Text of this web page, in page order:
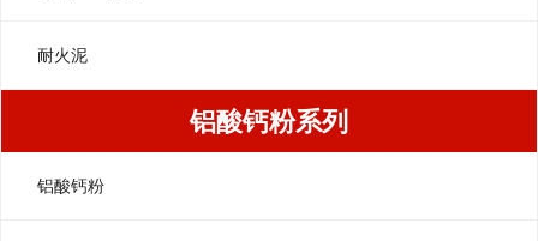
耐火泥
铝酸钙粉系列
铝酸钙粉